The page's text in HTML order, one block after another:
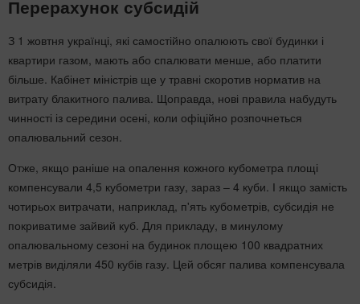
Перерахунок субсидій
З 1 жовтня українці, які самостійно опалюють свої будинки і
квартири газом, мають або спалювати менше, або платити
більше. Кабінет міністрів ще у травні скоротив норматив на
витрату блакитного палива. Щоправда, нові правила набудуть
чинності із середини осені, коли офіційно розпочнеться
опалювальний сезон.
Отже, якщо раніше на опалення кожного кубометра площі
компенсували 4,5 кубометри газу, зараз – 4 куби. І якщо замість
чотирьох витрачати, наприклад, п'ять кубометрів, субсидія не
покриватиме зайвий куб. Для прикладу, в минулому
опалювальному сезоні на будинок площею 100 квадратних
метрів виділяли 450 кубів газу. Цей обсяг палива компенсувала
субсидія.